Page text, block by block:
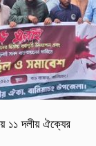
১১ দলীয় ঐক্যের